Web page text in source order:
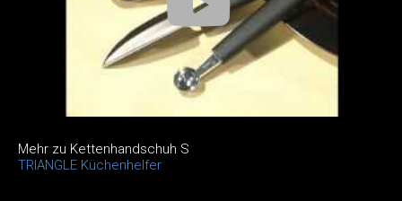
Mehr zu Kettenhandschuh S
TRIANGLE Küchenhelfer